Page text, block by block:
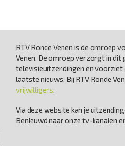
RTV Ronde Venen is de omroep
Venen. De omroep verzorgt in dit
televisieuitzendingen en voorziet
laatste nieuws. Bij RTV Ronde
vrijwilligers.
Via deze website kan je
Benieuwd naar onze tv-kanalen